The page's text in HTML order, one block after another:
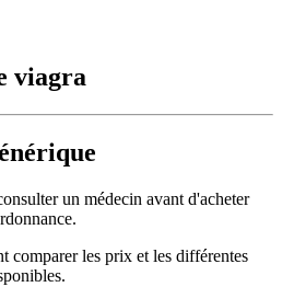
viagra
un médecin avant d'acheter
comparer les prix et les différentes